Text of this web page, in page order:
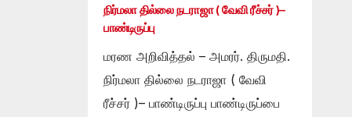
நிர்மலா தில்லை நடராஜா ( வேவி ரீச்சர் )–
பாண்டிருப்பு
மரண அறிவித்தல் – அமரர். திருமதி.
நிர்மலா தில்லை நடராஜா ( வேவி
ரீச்சர் )– பாண்டிருப்பு பாண்டிருப்பை